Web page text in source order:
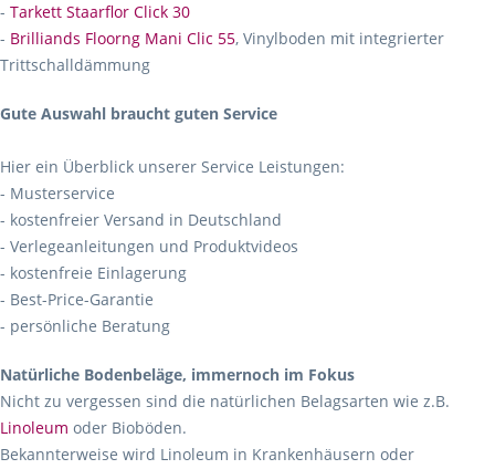
- Tarkett Staarflor Click 30
- Brilliands Floorng Mani Clic 55, Vinylboden mit integrierter
Trittschalldämmung
Gute Auswahl braucht guten Service
Hier ein Überblick unserer Service Leistungen:
- Musterservice
- kostenfreier Versand in Deutschland
- Verlegeanleitungen und Produktvideos
- kostenfreie Einlagerung
- Best-Price-Garantie
- persönliche Beratung
Natürliche Bodenbeläge, immernoch im Fokus
Nicht zu vergessen sind die natürlichen Belagsarten wie z.B.
Linoleum oder Bioböden.
Bekannterweise wird Linoleum in Krankenhäusern oder